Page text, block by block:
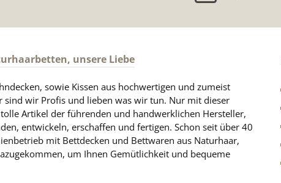
unsere Liebe
sowie Kissen aus hochwertigen und zumeist
sind wir Profis und lieben was wir tun. Nur mit dieser
Artikel der führenden und handwerklichen Hersteller,
entwickeln, erschaffen und fertigen. Schon seit über 40
mit Bettdecken und Bettwaren aus Naturhaar,
um Ihnen Gemütlichkeit und bequeme